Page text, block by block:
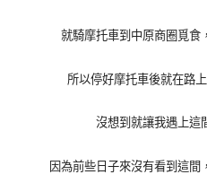
就騎摩托車到中原商圈覓食
所以停好摩托車後就在路
沒想到就讓我遇上這
因為前些日子來沒有看到這間